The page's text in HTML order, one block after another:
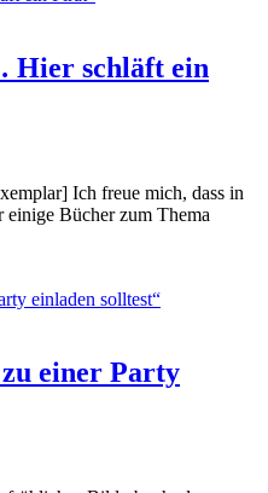
Hier schläft ein
Ich freue mich, dass in
einige Bücher zum Thema
einer Party